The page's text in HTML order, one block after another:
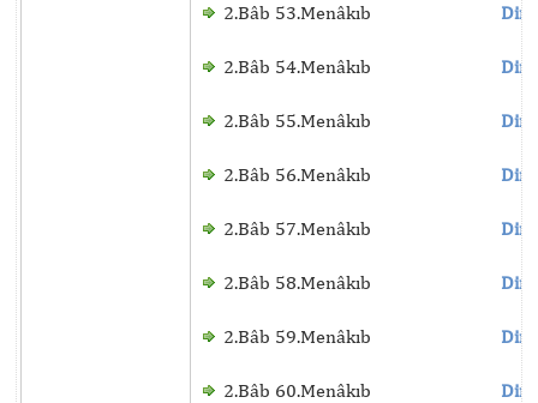
2.Bâb 53.Menâkıb
2.Bâb 54.Menâkıb
2.Bâb 55.Menâkıb
2.Bâb 56.Menâkıb
2.Bâb 57.Menâkıb
2.Bâb 58.Menâkıb
2.Bâb 59.Menâkıb
2.Bâb 60.Menâkıb